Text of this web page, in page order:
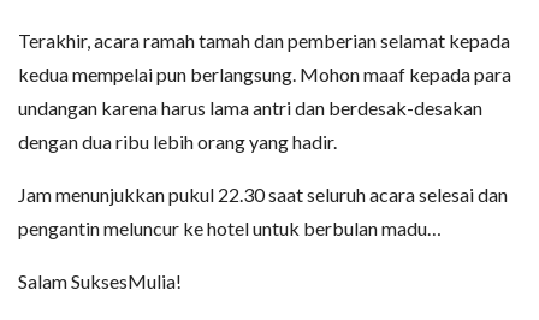
Terakhir, acara ramah tamah dan pemberian selamat kepada
kedua mempelai pun berlangsung. Mohon maaf kepada para
undangan karena harus lama antri dan berdesak-desakan
dengan dua ribu lebih orang yang hadir.
Jam menunjukkan pukul 22.30 saat seluruh acara selesai dan
pengantin meluncur ke hotel untuk berbulan madu…
Salam SuksesMulia!